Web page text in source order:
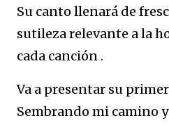
Su canto llenará de
sutileza relevante a la
cada canción .
Va a presentar su
Sembrando mi camino